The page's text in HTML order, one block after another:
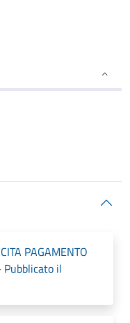
PAGAMENTO
Pubblicato il